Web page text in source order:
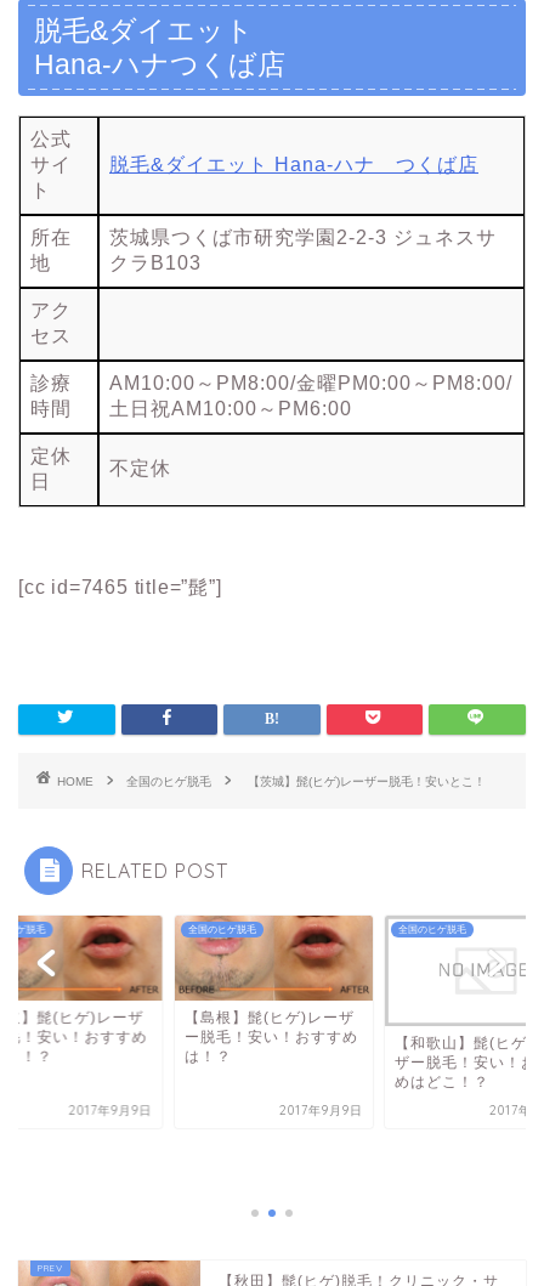
脱毛&ダイエット
Hana-ハナつくば店
公式
サイ
ト
脱毛&ダイエット Hana-ハナ つくば店
所在
地
茨城県つくば市研究学園2-2-3 ジュネスサ
クラB103
アク
セス
診療
時間
AM10:00～PM8:00/金曜PM0:00～PM8:00/
土日祝AM10:00～PM6:00
定休
日
不定休
[cc id=7465 title=”髭”]
HOME 全国のヒゲ脱毛 【茨城】髭(ヒゲ)レーザー脱毛！安いとこ！
RELATED POST
ヒゲ脱毛
取】髭(ヒゲ)レーザ
毛！安い！おすすめ
こ！？
2017年9月9日
全国のヒゲ脱毛
【島根】髭(ヒゲ)レーザ
ー脱毛！安い！おすすめ
は！？
2017年9月9日
全国のヒゲ脱毛
【和歌山】髭(ヒゲ)
ザー脱毛！安い！お
めはどこ！？
2017年9
【秋田】髭(ヒゲ)脱毛！クリニック・サ